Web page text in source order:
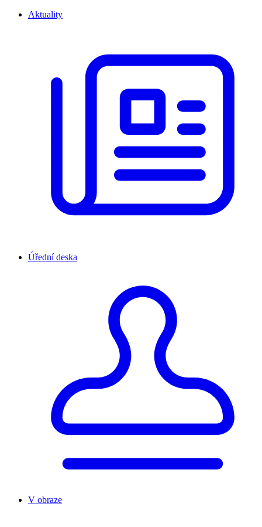
Aktuality
Úřední deska
V obraze